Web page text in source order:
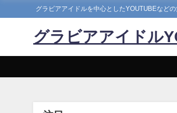
グラビアアイドルを中心としたYOUTUBEなどの
グラビアアイドル